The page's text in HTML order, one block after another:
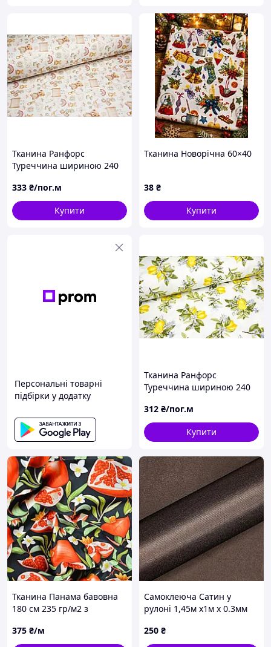
Тканина Ранфорс
Туреччина шириною 240
та дитячого текстилю
333 ₴/пог.м
Купити
Тканина Новорічна 60×40
38 ₴
Купити
Персональні товарні
підбірки у додатку
Тканина Ранфорс
Туреччина шириною 240
та дитячого текстилю
312 ₴/пог.м
Купити
Тканина Панама бавовна
180 см 235 гр/м2 з
скатертин, штор, декору
375 ₴/м
Самоклеюча Сатин у
рулоні 1,45м х1м х 0.3мм
00002914
250 ₴